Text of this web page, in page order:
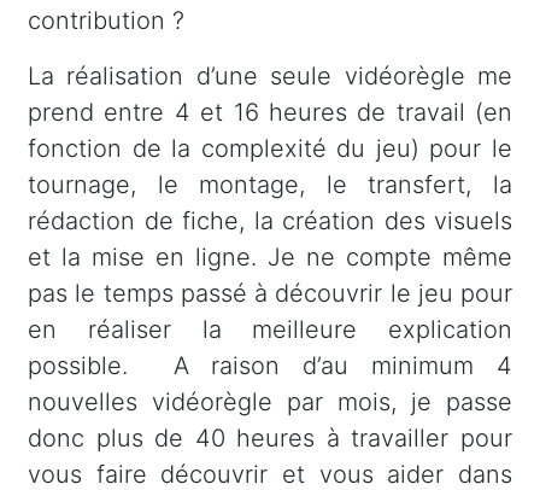
contribution ?
La réalisation d’une seule vidéorègle me
prend entre 4 et 16 heures de travail (en
fonction de la complexité du jeu) pour le
tournage, le montage, le transfert, la
rédaction de fiche, la création des visuels
et la mise en ligne. Je ne compte même
pas le temps passé à découvrir le jeu pour
en réaliser la meilleure explication
possible. A raison d’au minimum 4
nouvelles vidéorègle par mois, je passe
donc plus de 40 heures à travailler pour
vous faire découvrir et vous aider dans